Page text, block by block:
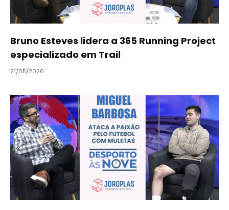
Bruno Esteves lidera a 365 Running Project
especializado em Trail
21/05/2026